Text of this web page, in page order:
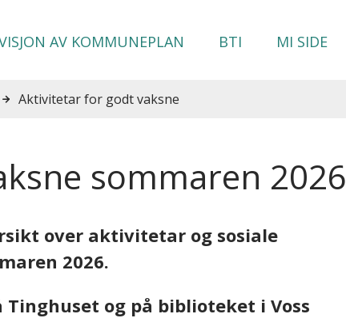
AV KOMMUNEPLAN BTI MI SIDE
Aktivitetar for godt vaksne
sommaren 2026
over aktivitetar og sosiale
2026.
og på biblioteket i Voss